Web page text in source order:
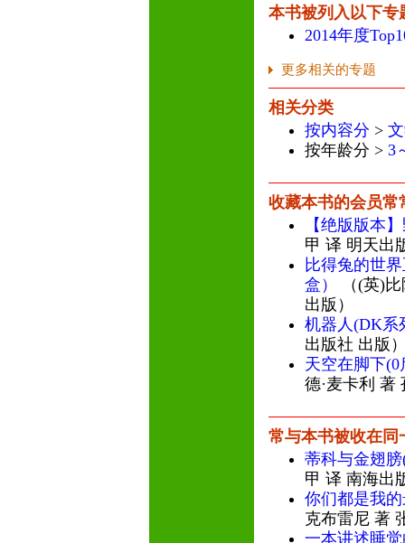
本书被列入以下专
2014年度
更多相关的专题
相关分类
按内容分 >
按年龄分 > 3
收藏本书的会员常
【绝版版本
甲 译 明天出
比得兔的世
盒）
（(英)
出版）
机器人(DK系
出版社 出版
天空在脚下
德·麦卡利 著
常与本书被收在同
蒂科与金翅
甲 译 南海出
你们都是我
克布雷尼 著
一本讲述睡